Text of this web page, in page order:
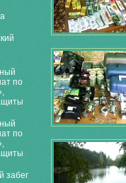
по
по
забег